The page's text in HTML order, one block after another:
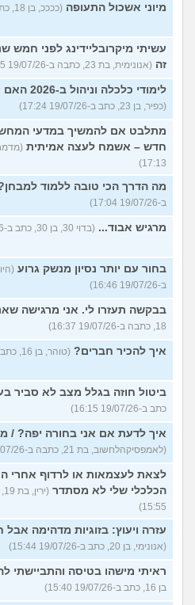
מיוני אשכול התעופה (ככככ, בן 18, כתב ב-20/07/26 16:00)
עשיתי מיקרובליידינג לפני חמש
זה (אנונימית, בת 23, כתבה ב-19/07/26 17:35)
לימודי כלכלה וניהול ב-2026 האם יהיה לי עתיד בזה?
(כפיר, בן 23, כתב ב-19/07/26 17:24)
מתלבט אם להמשיך במדעי
חדש – אשמח לעצה אמיתית
17:13)
מה הדרך הכי טובה ללמוד
ב-19/07/26 17:04)
מרגיש אבוד... (בדוי 30, בן 30, כתב ב-19/07/26 16:55)
בחור עם יותר נסיון מנשק גרוע
ב-19/07/26 16:46)
בבקשה תעזרו לי. אני מרגישה
18, כתבה ב-19/07/26 16:37)
איך להכיר חברים? (טוהר, בן 16, כתב ב-19/07/26 16:26)
ביטול חוזה בגלל מצב לא סביר
כתב ב-19/07/26 16:15)
איך לדעת אם אני בחורה יפה? /
(לאמפסיקהלחשוב, בת 21, כתבה ב-19/07/26 16:04)
לצאת לעצמאות או לרדוף אחרי
הכלכלי שלי לא מסתדר
15:55)
עזרה ויעוץ: בזוגיות מדהימה
(אנונימי, בן 20, כתב ב-19/07/26 15:44)
ראיתי מישהו בטיסה והתביישתי
בן 16, כתב ב-19/07/26 15:40)